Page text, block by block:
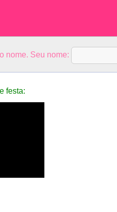
nome. Seu nome:
festa: